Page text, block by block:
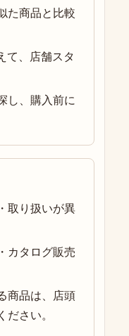
た商品と比較
て、店舗スタ
し、購入前に
取り扱いが異
カタログ販売
商品は、店頭
ださい。